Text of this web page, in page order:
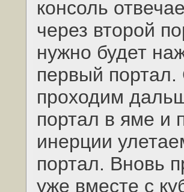
консоль
через второй
нужно будет
первый портал.
проходим
портал в яме и
инерции
портал. Вновь
уже вместе с